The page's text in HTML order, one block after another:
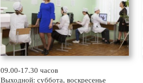
09.00-17.30 часов
Выходной: суббота, воскресенье